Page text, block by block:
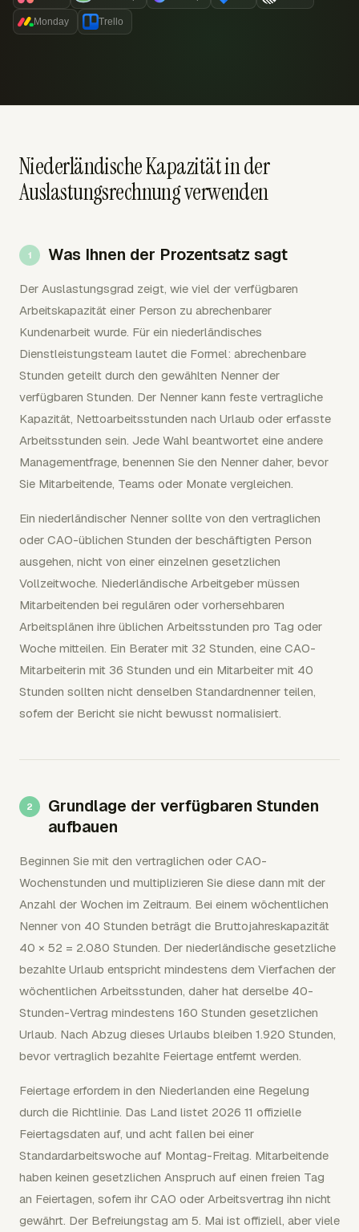
Monday Trello
Niederländische Kapazität in der
Auslastungsrechnung verwenden
Was Ihnen der Prozentsatz sagt
Der Auslastungsgrad zeigt, wie viel der verfügbaren
Arbeitskapazität einer Person zu abrechenbarer
Kundenarbeit wurde. Für ein niederländisches
Dienstleistungsteam lautet die Formel: abrechenbare
Stunden geteilt durch den gewählten Nenner der
verfügbaren Stunden. Der Nenner kann feste vertragliche
Kapazität, Nettoarbeitsstunden nach Urlaub oder erfasste
Arbeitsstunden sein. Jede Wahl beantwortet eine andere
Managementfrage, benennen Sie den Nenner daher, bevor
Sie Mitarbeitende, Teams oder Monate vergleichen.
Ein niederländischer Nenner sollte von den vertraglichen
oder CAO-üblichen Stunden der beschäftigten Person
ausgehen, nicht von einer einzelnen gesetzlichen
Vollzeitwoche. Niederländische Arbeitgeber müssen
Mitarbeitenden bei regulären oder vorhersehbaren
Arbeitsplänen ihre üblichen Arbeitsstunden pro Tag oder
Woche mitteilen. Ein Berater mit 32 Stunden, eine CAO-
Mitarbeiterin mit 36 Stunden und ein Mitarbeiter mit 40
Stunden sollten nicht denselben Standardnenner teilen,
sofern der Bericht sie nicht bewusst normalisiert.
Grundlage der verfügbaren Stunden
aufbauen
Beginnen Sie mit den vertraglichen oder CAO-
Wochenstunden und multiplizieren Sie diese dann mit der
Anzahl der Wochen im Zeitraum. Bei einem wöchentlichen
Nenner von 40 Stunden beträgt die Bruttojahreskapazität
40 × 52 = 2.080 Stunden. Der niederländische gesetzliche
bezahlte Urlaub entspricht mindestens dem Vierfachen der
wöchentlichen Arbeitsstunden, daher hat derselbe 40-
Stunden-Vertrag mindestens 160 Stunden gesetzlichen
Urlaub. Nach Abzug dieses Urlaubs bleiben 1.920 Stunden,
bevor vertraglich bezahlte Feiertage entfernt werden.
Feiertage erfordern in den Niederlanden eine Regelung
durch die Richtlinie. Das Land listet 2026 11 offizielle
Feiertagsdaten auf, und acht fallen bei einer
Standardarbeitswoche auf Montag-Freitag. Mitarbeitende
haben keinen gesetzlichen Anspruch auf einen freien Tag
an Feiertagen, sofern ihr CAO oder Arbeitsvertrag ihn nicht
gewährt. Der Befreiungstag am 5. Mai ist offiziell, aber viele